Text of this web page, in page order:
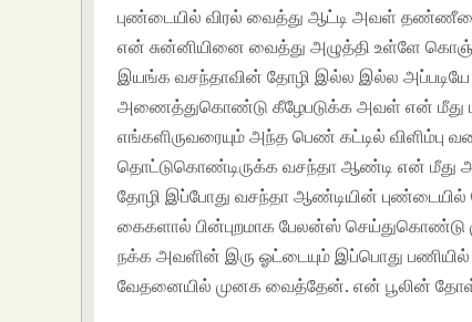
புண்டையில் விரல் வைத்து ஆட்டி அவள் தண்ணீரை
என் சுன்னியினை வைத்து அழுத்தி உள்ளே
இயங்க வசந்தாவின் தோழி இல்ல இல்ல அப்படியே
அணைத்துகொண்டு கீழேபடுக்க அவள் என் மீது
எங்களிருவரையும் அந்த பெண் கட்டில்
தொட்டுகொண்டிருக்க வசந்தா ஆண்டி என் மீது
தோழி இப்போது வசந்தா ஆண்டியின் புண்டையில்
கைகளால் பின்புறமாக பேலன்ஸ்
நக்க அவளின் இரு ஓட்டையும் இப்பொது
வேதனையில் முனக வைத்தேன். என் பூலின் தோள்